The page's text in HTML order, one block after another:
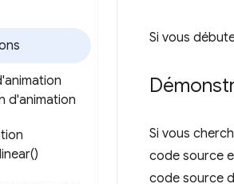
d'animation
linear()
Si vous
Si vous
code source
code source